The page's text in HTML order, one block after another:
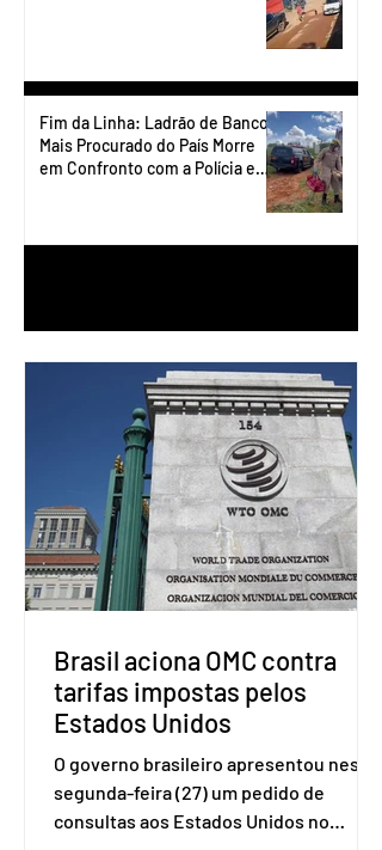
Fim da Linha: Ladrão de Banco
Mais Procurado do País Morre
em Confronto com a Polícia em
Brasil aciona OMC contra
tarifas impostas pelos
Estados Unidos
O governo brasileiro apresentou nesta
segunda-feira (27) um pedido de
consultas aos Estados Unidos no